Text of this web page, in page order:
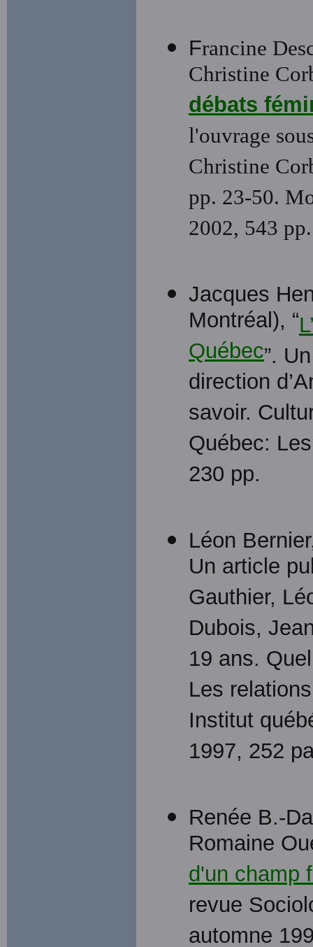
Francine
Christine
débats
l'ouvrage
Christine
pp. 23-50.
2002, 543 pp.
Jacques
Montréal), “
Québec”.
direction
savoir.
Québec:
230 pp.
Léon
Un article
Gauthier,
Dubois,
19 ans.
Les
Institut
1997, 252
Renée B.-
Romaine
d'un champ
revue
automne